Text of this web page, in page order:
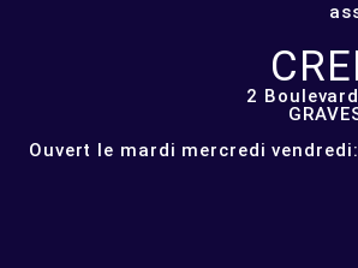
2
Ouvert le mardi mercredi